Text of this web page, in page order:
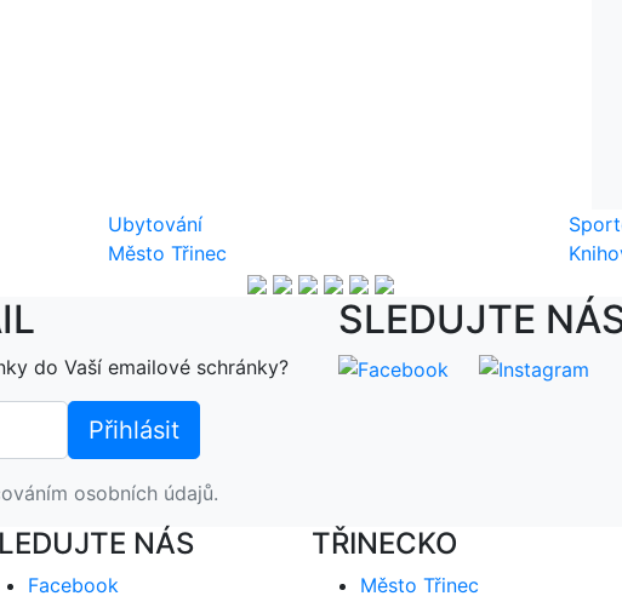
Ubytování
Město Třinec
do Vaší emailové schránky?
osobních údajů.
SLEDUJTE
NÁS
Facebook
TŘINECKO
Město Třinec